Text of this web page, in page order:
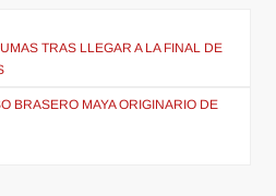
TRAS LLEGAR A LA FINAL DE
BRASERO MAYA ORIGINARIO DE